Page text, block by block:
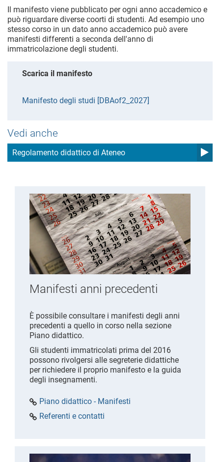
Il manifesto viene pubblicato per ogni anno accademico e
può riguardare diverse coorti di studenti. Ad esempio uno
stesso corso in un dato anno accademico può avere
manifesti differenti a seconda dell'anno di
immatricolazione degli studenti.
Scarica il manifesto
Manifesto degli studi [DBAof2_2027]
Vedi anche
Regolamento didattico di Ateneo
Manifesti anni precedenti
È possibile consultare i manifesti degli anni
precedenti a quello in corso nella sezione
Piano didattico.
Gli studenti immatricolati prima del 2016
possono rivolgersi alle segreterie didattiche
per richiedere il proprio manifesto e la guida
degli insegnamenti.
Piano didattico - Manifesti
Referenti e contatti